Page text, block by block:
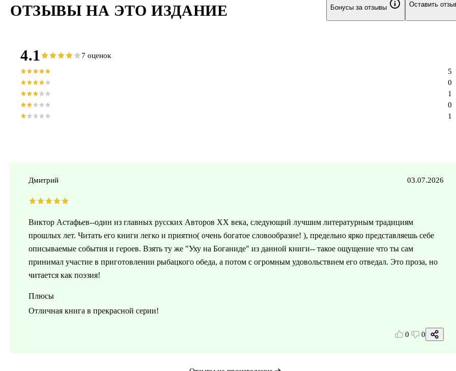
ОТЗЫВЫ НА ЭТО ИЗДАНИЕ Бонусы за отзывы Оставить
4.1 7 оценок
1
0
1
0
5
Дмитрий 03.07.2026
Виктор Астафьев--один из главных русских Авторов XX века, следующий лучшим литературным традициям
прошлых лет. Читать его книги легко и приятно( очень богатое словообразие! ), предельно ярко представляешь себе
описываемые события и героев. Взять ту же "Уху на Боганиде" из данной книги-- такое ощущение что ты сам
принимал участие в приготовлении рыбацкого обеда, а потом с огромным удовольствием его отведал. Это проза, но
читается как поэзия!
Плюсы
Отличная книга в прекрасной серии!
0 0